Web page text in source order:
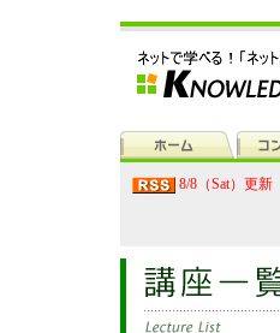
8/8（Sat）更新